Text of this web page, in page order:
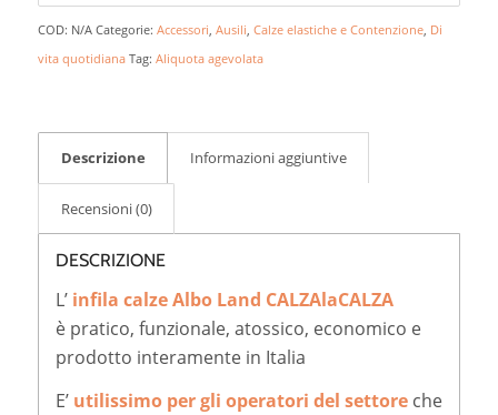
COD: N/A Categorie: Accessori, Ausili, Calze elastiche e Contenzione, Di
vita quotidiana Tag: Aliquota agevolata
Descrizione Informazioni aggiuntive
Recensioni (0)
DESCRIZIONE
L’ infila calze Albo Land CALZAlaCALZA
è pratico, funzionale, atossico, economico e
prodotto interamente in Italia
E’ utilissimo per gli operatori del settoreche